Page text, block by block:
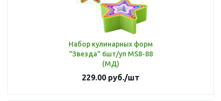
Набор кулинарных форм
"Звезда" 6шт/уп MS8-88
(МД)
229.00 руб./шт